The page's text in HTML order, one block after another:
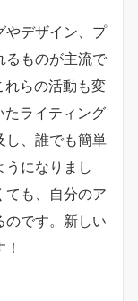
やデザイン、プ
るものが主流で
れらの活動も変
たライティング
し、誰でも簡単
うになりまし
ても、自分のア
のです。新しい